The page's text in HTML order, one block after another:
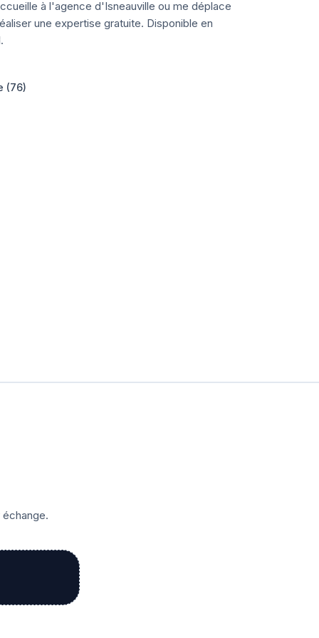
à l'agence d'Isneauville ou me déplace
une expertise gratuite. Disponible en
(76)